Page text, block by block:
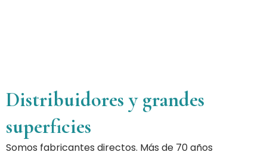
Distribuidores y grandes
superficies
Somos fabricantes directos. Más de 70 años